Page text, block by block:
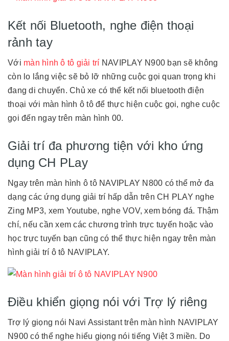
Kết nối Bluetooth, nghe điện thoại
rảnh tay
Với màn hình ô tô giải trí NAVIPLAY N900 bạn sẽ không
còn lo lắng việc sẽ bỏ lỡ những cuộc gọi quan trọng khi
đang di chuyển. Chủ xe có thể kết nối bluetooth điện
thoại với màn hình ô tô để thực hiện cuộc gọi, nghe cuộc
gọi đến ngay trên màn hình 00.
Giải trí đa phương tiện với kho ứng
dụng CH PLay
Ngay trên màn hình ô tô NAVIPLAY N800 có thể mở đa
dạng các ứng dụng giải trí hấp dẫn trên CH PLAY nghe
Zing MP3, xem Youtube, nghe VOV, xem bóng đá. Thậm
chí, nếu cần xem các chương trình trực tuyến hoặc vào
học trực tuyến bạn cũng có thể thực hiện ngay trên màn
hình giải trí ô tô NAVIPLAY.
Điều khiển giọng nói với Trợ lý riêng
Trợ lý giọng nói Navi Assistant trên màn hình NAVIPLAY
N900 có thể nghe hiểu giọng nói tiếng Việt 3 miền. Do